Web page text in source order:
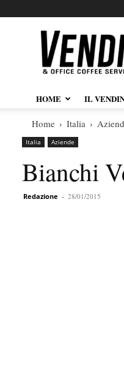
HOME IL
Home Italia
Italia Aziende
Bianchi
Redazione - 28/01/2015